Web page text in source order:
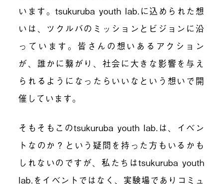
います。tsukuruba youth lab. に込められた想
いは、ツクルバのミッションとビジョンに沿
っています。皆さんの想いあるアクション
が、誰かに繋がり、社会に大きな影響を与え
られるようになったらいいなという想いで開
催しています。
そもそもこのtsukuruba youth lab. は、イベン
トなのか？という疑問を持った方もいるかも
しれないのですが、私たちはtsukuruba youth
lab. をイベントではなく、実験場でありコミュ